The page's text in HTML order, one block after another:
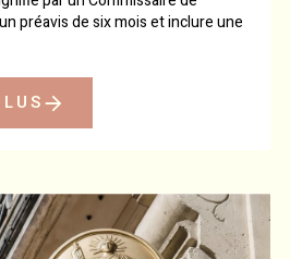
préavis de six mois et inclure une